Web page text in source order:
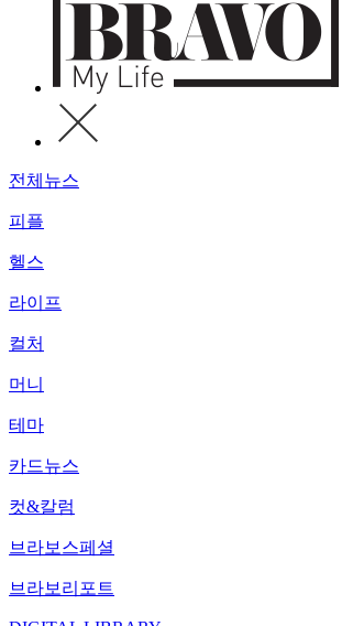
전체뉴스
피플
헬스
라이프
컬처
머니
테마
카드뉴스
컷&칼럼
브라보스페셜
브라보리포트